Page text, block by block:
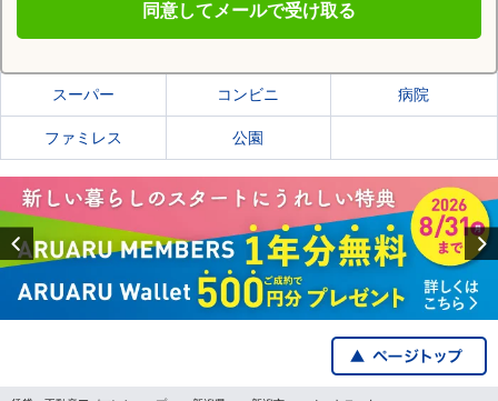
同意してメールで受け取る
新潟市東区の施設一覧
スーパー コンビニ 病院
ファミレス 公園
Previous